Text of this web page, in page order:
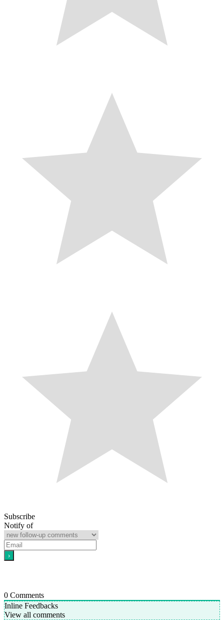
Subscribe
Notify of
0 Comments
Inline Feedbacks
View all comments